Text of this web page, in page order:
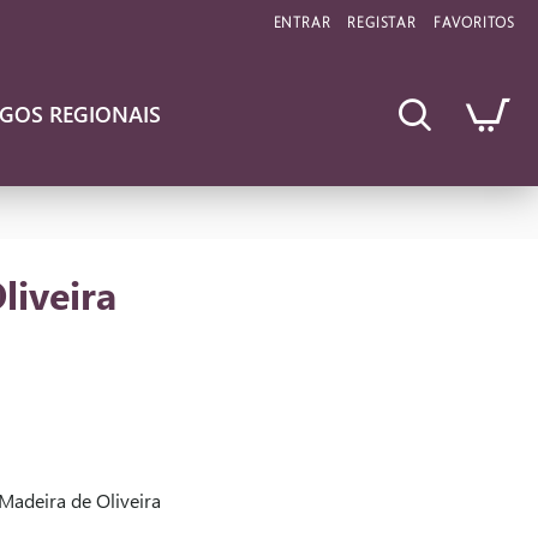
ENTRAR REGISTAR FAVORITOS
REGIONAIS
de Oliveira